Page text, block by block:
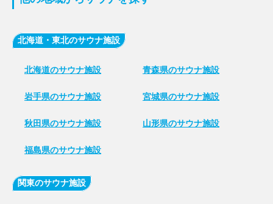
北海道・東北のサウナ施設
北海道のサウナ施設 青森県のサウナ施設
岩手県のサウナ施設 宮城県のサウナ施設
秋田県のサウナ施設 山形県のサウナ施設
福島県のサウナ施設
関東のサウナ施設